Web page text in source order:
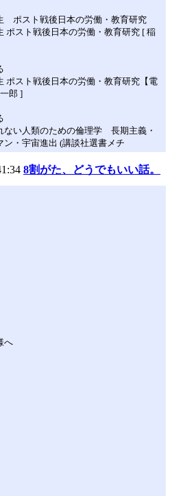
ポスト戦後日本の労働・教育研究
ポスト戦後日本の労働・教育研究 [ 稲
ポスト戦後日本の労働・教育研究【電
郎 ]
ない人類のための倫理学 長期主義・
ン・宇宙進出 (講談社選書メチ
8割がた、どうでもいい話。
へ